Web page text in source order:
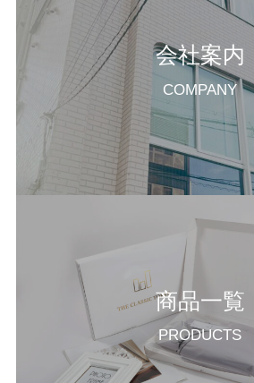
会社案内
COMPANY
商品一覧
PRODUCTS